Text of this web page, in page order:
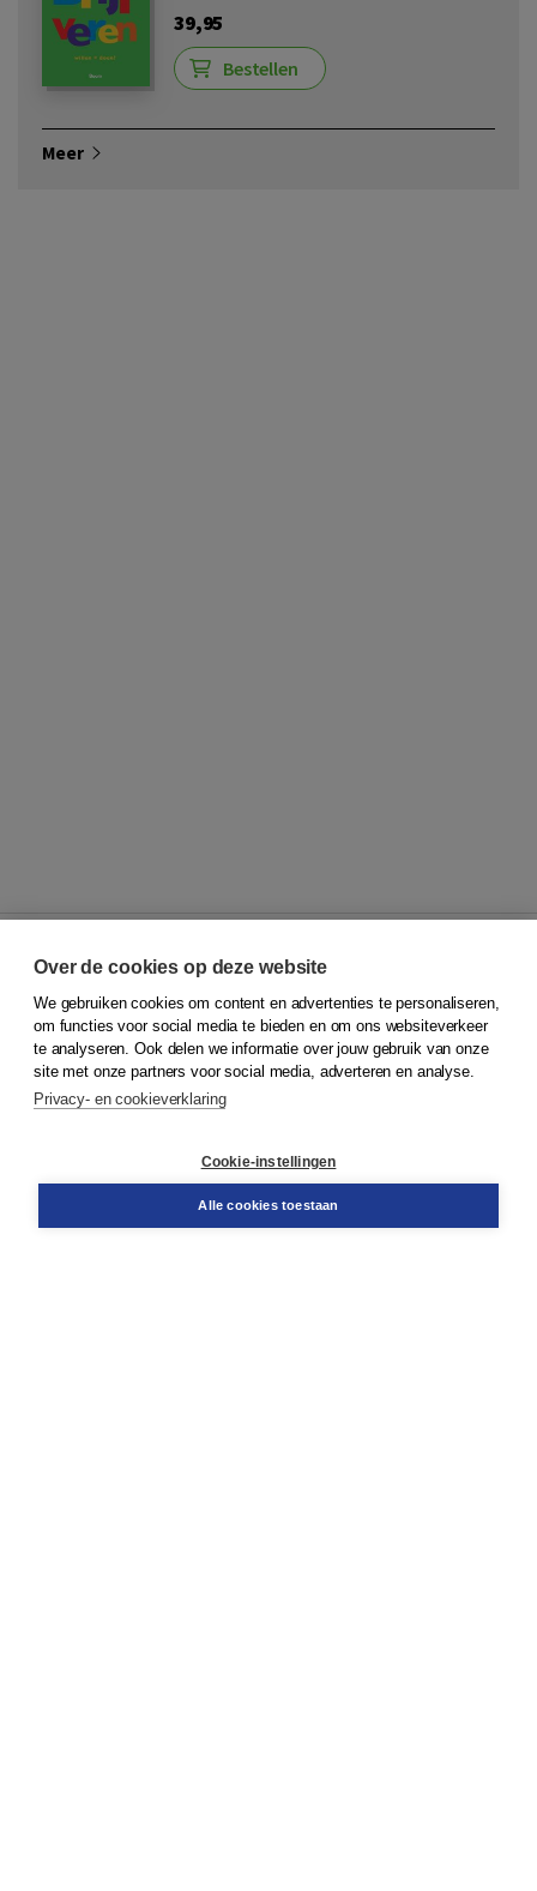
39,95
Bestellen
Meer
© 2026Koninklijke Boom uitgevers
Klantenservice
Service & informatie
Contact
Over de cookies op deze website
We gebruiken cookies om content en advertenties te personaliseren,
om functies voor social media te bieden en om ons websiteverkeer
te analyseren. Ook delen we informatie over jouw gebruik van onze
site met onze partners voor social media, adverteren en analyse.
Privacy- en cookieverklaring
Cookie-instellingen
Alle cookies toestaan